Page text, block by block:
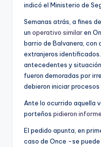
indicó el Ministerio de
Semanas atrás, a fines
un operativo similaren
barrio de Balvanera, con
extranjeros
antecedentes y
fueron demoradas por
debieron iniciar procesos
Ante lo ocurrido aquella
porteños pidieron
El pedido apunta, en
caso de Once -se